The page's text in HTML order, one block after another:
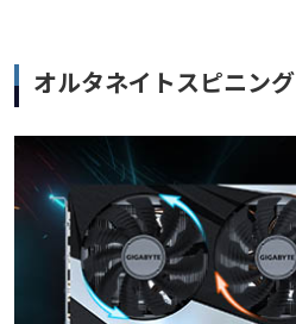
オルタネイトスピニング